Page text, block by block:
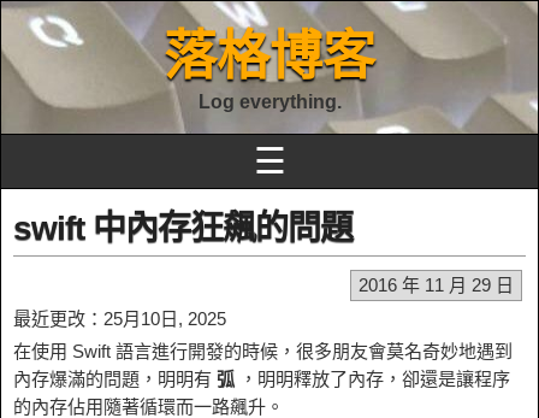
落格博客
Log everything.
☰
swift 中內存狂飆的問題
2016 年 11 月 29 日
最近更改：25月10日, 2025
在使用 Swift 語言進行開發的時候，很多朋友會莫名奇妙地遇到
內存爆滿的問題，明明有 弧 ，明明釋放了內存，卻還是讓程序
的內存佔用隨著循環而一路飆升。